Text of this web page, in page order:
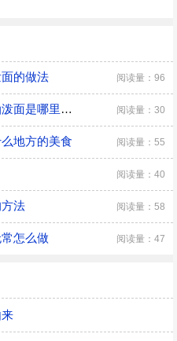
的做法 阅读量：96
油泼面是什么地方的特色小吃油泼面是哪里的小吃 阅读量：30
地方的美食 阅读量：55
阅读量：40
法 阅读量：58
怎么做 阅读量：47